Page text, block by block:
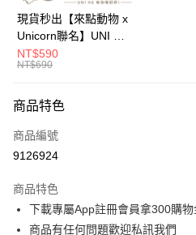
臺灣中小企業銀行
匯豐（台灣）商業銀行
聯邦商業銀行
元大商業銀行
台灣樂天信用卡公司
Apple Pay
街口支付
悠遊付
Google Pay
全盈+PAY
大哥付你分期
【大哥付你分期使用說明】
1.本服務由台灣大哥大提供，台灣大哥大
2.付款方式選擇「大哥付你分期」，訂
AFTEE先享後付
相關說明
現貨秒出【來點動物 x
Unicorn聯名】UNI Hē
有你喝 夏日限定版-雙
層透明隨行杯(附吸管)
杯 水杯 可吸珍珠 可手
子 環保杯
NT$590
NT$690
商品特色
商品編號
9126924
商品特色
下載專屬App註冊會員拿300購物
商品有任何問題歡迎私訊我們